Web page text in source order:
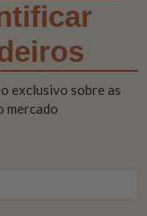
exclusivo sobre as
mercado